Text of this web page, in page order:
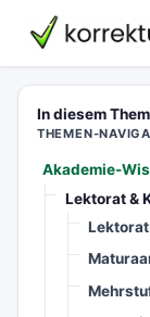
korrektur.de
In diesem
THEMEN-
Akademie-
Lektorat &